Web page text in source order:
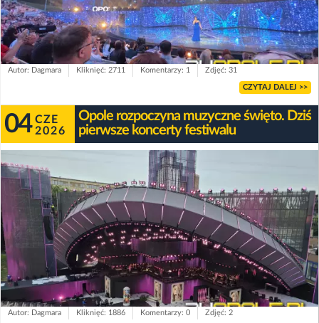
Autor: Dagmara Kliknięć: 2711 Komentarzy: 1 Zdjęć: 31
CZYTAJ DALEJ >>
04 CZE
2026
Opole rozpoczyna muzyczne święto. Dziś
pierwsze koncerty festiwalu
Autor: Dagmara Kliknięć: 1886 Komentarzy: 0 Zdjęć: 2